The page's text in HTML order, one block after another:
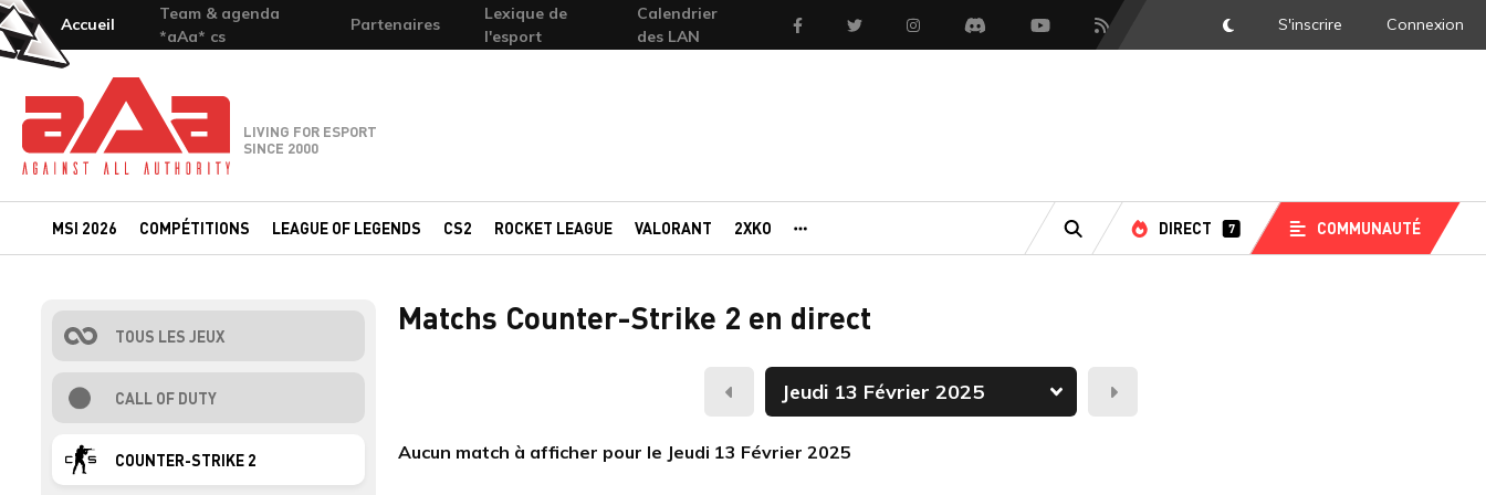
Accueil
Team & agenda
*aAa* cs
Partenaires
Lexique de
l'esport
Calendrier
des LAN
FacebookTwitter InstagramDiscord YoutubeFlux RSS DarkMode
S'inscrire Connexion
Team-aAa - against All authority
LIVING FOR ESPORT
SINCE 2000
MSI 2026 COMPÉTITIONS LEAGUE OF LEGENDS CS2 ROCKET LEAGUE VALORANT 2XKO
RECHERCHE
DIRECT 7 COMMUNAUTÉ
TOUS LES JEUX
CALL OF DUTY
COUNTER-STRIKE 2
Matchs Counter-Strike 2 en direct
Hier Demain
Aucun match à afficher pour le Jeudi 13 Février 2025